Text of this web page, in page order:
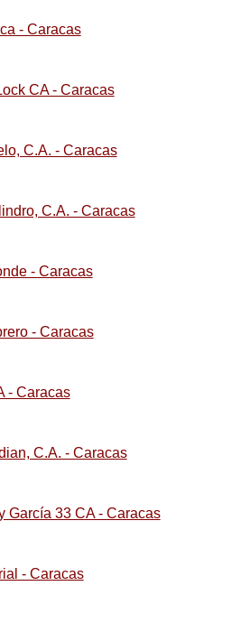
- Caracas
CA - Caracas
C.A. - Caracas
C.A. - Caracas
- Caracas
- Caracas
- Caracas
C.A. - Caracas
García 33 CA - Caracas
- Caracas